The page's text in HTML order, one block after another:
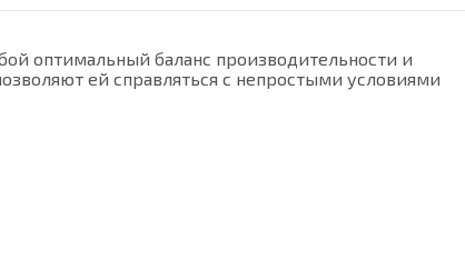
оптимальный баланс производительности и
ей справляться с непростыми условиями